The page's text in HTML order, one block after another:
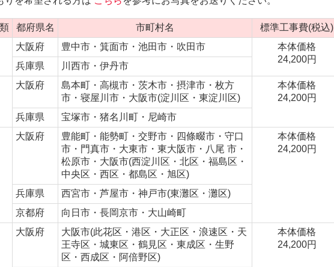
都府県名 市町村名
標準工事費(税込)
大阪府 豊中市・箕面市・池田市・吹田市
本体価格
24,200円
兵庫県
川西市・伊丹市
大阪府
島本町・高槻市・茨木市・摂津市・枚方
市・寝屋川市・大阪市(淀川区・東淀川区)
本体価格
24,200円
兵庫県
宝塚市・猪名川町・尼崎市
大阪府
豊能町・能勢町・交野市・四條畷市・守口
市・門真市・大東市・東大阪市・八尾 市・
松原市・大阪市(西淀川区・北区・福島区・
中央区・西区・都島区・旭区)
本体価格
24,200円
兵庫県
西宮市・芦屋市・神戸市(東灘区・灘区)
京都府
向日市・長岡京市・大山崎町
大阪府
大阪市(此花区・港区・大正区・浪速区・天
王寺区・城東区・鶴見区・東成区・生野
区・西成区・阿倍野区)
本体価格
24,200円